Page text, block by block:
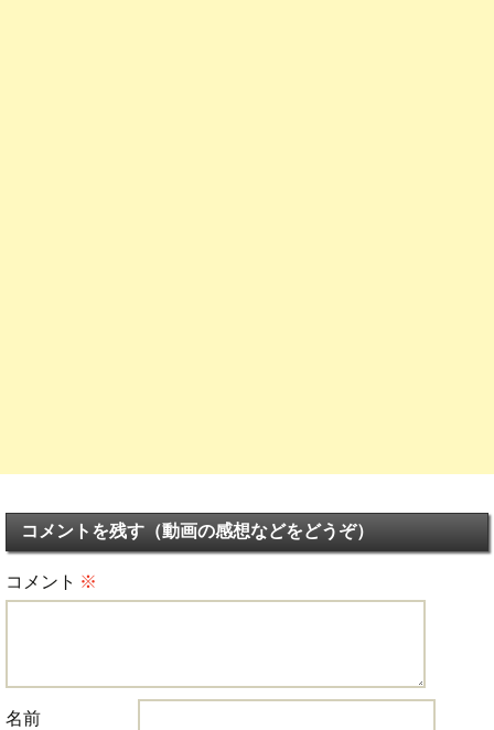
コメントを残す（動画の感想などをどうぞ）
コメント ※
名前